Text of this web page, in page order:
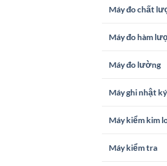
Máy đo chất
Máy đo hàm
Máy đo lường
Máy ghi nhật
Máy kiểm kim
Máy kiểm tra